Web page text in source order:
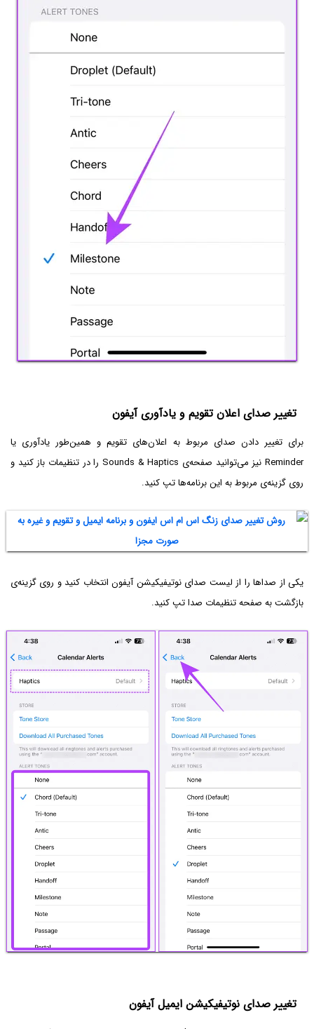
تغییر صدای اعلان تقویم و یادآوری آیفون
برای تغییر دادن صدای مربوط به اعلان‌های تقویم و همین‌طور یادآوری یا
Reminder نیز می‌توانید صفحه‌ی Sounds & Haptics را در تنظیمات باز کنید و
روی گزینه‌ی مربوط به این برنامه‌ها تپ کنید.
یکی از صداها را از لیست صدای نوتیفیکیشن آیفون انتخاب کنید و روی گزینه‌ی
بازگشت به صفحه تنظیمات صدا تپ کنید.
تغییر صدای نوتیفیکیشن ایمیل آیفون